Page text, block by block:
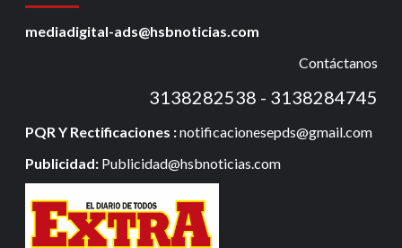
mediadigital-ads@hsbnoticias.com
Contáctanos
3138282538 - 3138284745
PQR Y Rectificaciones :notificacionesepds@gmail.com
Publicidad: Publicidad@hsbnoticias.com